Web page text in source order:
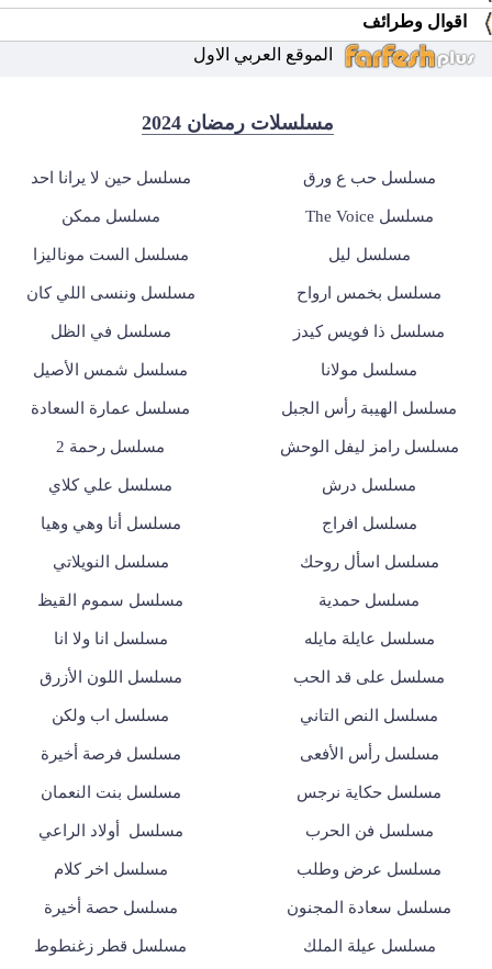
اقوال وطرائف
الموقع العربي الاول
مسلسلات رمضان 2024
مسلسل حب ع ورق مسلسل حين لا يرانا احد
مسلسل The Voice مسلسل ممكن
مسلسل ليل مسلسل الست موناليزا
مسلسل بخمس ارواح مسلسل وننسى اللي كان
مسلسل ذا فويس كيدز مسلسل في الظل
مسلسل مولانا مسلسل شمس الأصيل
مسلسل الهيبة رأس الجبل مسلسل عمارة السعادة
مسلسل رامز ليفل الوحش مسلسل رحمة 2
مسلسل درش مسلسل علي كلاي
مسلسل افراج مسلسل أنا وهي وهيا
مسلسل اسأل روحك مسلسل النويلاتي
مسلسل حمدية مسلسل سموم القيظ
مسلسل عايلة مايله مسلسل انا ولا انا
مسلسل على قد الحب مسلسل اللون الأزرق
مسلسل النص التاني مسلسل اب ولكن
مسلسل رأس الأفعى مسلسل فرصة أخيرة
مسلسل حكاية نرجس مسلسل بنت النعمان
مسلسل فن الحرب مسلسل أولاد الراعي
مسلسل عرض وطلب مسلسل اخر كلام
مسلسل سعادة المجنون مسلسل حصة أخيرة
مسلسل عيلة الملك مسلسل قطر زغنطوط